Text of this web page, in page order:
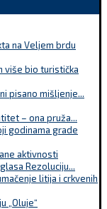
na Veljem brdu
više bio turistička
pisano mišljenje...
– ona pruža...
godinama grade
aktivnosti
Rezoluciju...
litija i crkvenih
„Oluje“